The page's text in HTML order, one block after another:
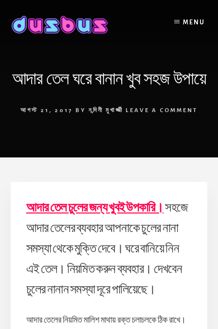
content
MENU
আদার তেল ঘরে বানান খুব সহজ উপায়ে
আগস্ট 21, 2017 BY নন্দিনী মুখার্জ্জী LEAVE A COMMENT
আদার তেল চুলের জন্য খুবই উপকারি। সহজে
আদার তেলের ব্যবহার আপনাকে চুলের নানা
সমস্যা থেকে মুক্তি দেবে। ঘরে বানিয়ে নিন
এই তেল। নিয়মিত করুন ব্যবহার। দেখবেন
চুলের নানান সমস্যা দূরে পালিয়েছে।
আদার তেলের নিয়মিত মালিশ মাথায় রক্ত চলাচলকে ঠিক রাখে।